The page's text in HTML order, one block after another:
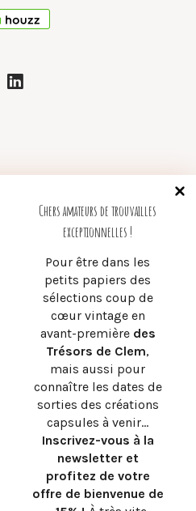
les petits papiers
des sélections
coup de cœur
chinées et des
créations
capsules à venir...
Inscrivez-vous !
Tous droits réservés
Chers amateurs de trouvailles
exceptionnelles !
Pour être dans les
petits papiers des
sélections coup de
cœur vintage en
avant-première des
Trésors de Clem,
mais aussi pour
connaître les dates de
sorties des créations
capsules à venir…
Inscrivez-vous à la
newsletter et
profitez de votre
offre de bienvenue de